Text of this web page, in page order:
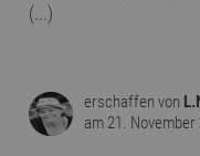
(...)
erschaffen von
am 21. November